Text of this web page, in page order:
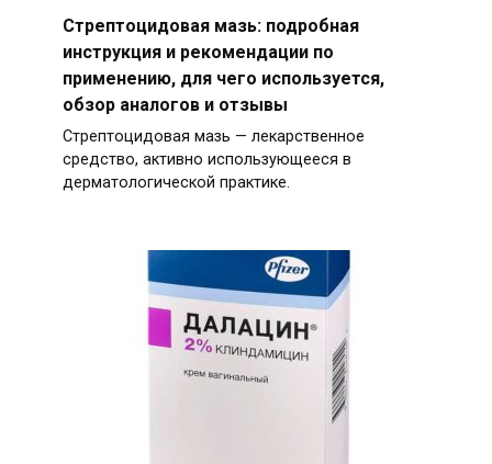
Стрептоцидовая мазь: подробная
инструкция и рекомендации по
применению, для чего используется,
обзор аналогов и отзывы
Стрептоцидовая мазь — лекарственное
средство, активно использующееся в
дерматологической практике.